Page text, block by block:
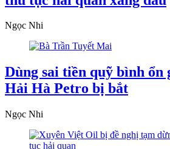
Ngọc Nhi
Dùng sai tiền quỹ bình ổn
Hải Hà Petro bị bắt
Ngọc Nhi